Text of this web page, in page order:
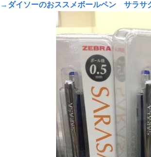
→ダイソーのおススメボールペン サラサ